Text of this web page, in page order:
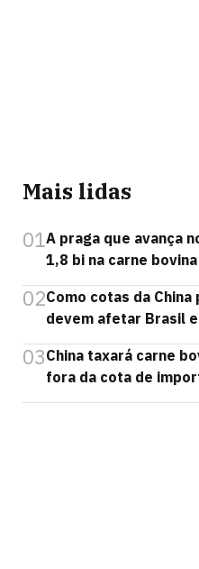
Mais lidas
01A praga que avança
1,8 bi na carne bovina
02Como cotas da
devem afetar Brasil
03China taxará carne
fora da cota de